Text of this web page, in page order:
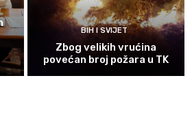
BIH I SVIJET
Zbog velikih vrućina
povećan broj požara u TK